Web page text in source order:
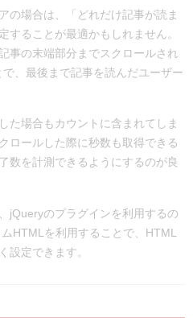
の場合は、「どれだけ記事が読ま
することが最適かもしれません。
事の末端部分までスクロールされ
、最後まで記事を読んだユーザー
た場合もカウントに含まれてしま
ロールした際に秒数も取得できる
数を計測できるようにするのが良
jQueryのプラグインを利用するの
HTMLを利用することで、HTML
設定できます。